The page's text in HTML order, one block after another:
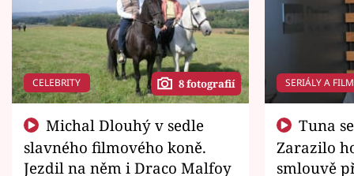
CELEBRITY 8 fotografií
slavného filmového koně.
Jezdil na něm i Draco Malfoy
SERIÁLY A
Zarazilo
smlouvě